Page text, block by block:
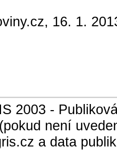
16. 1.
2003 -
není
a data